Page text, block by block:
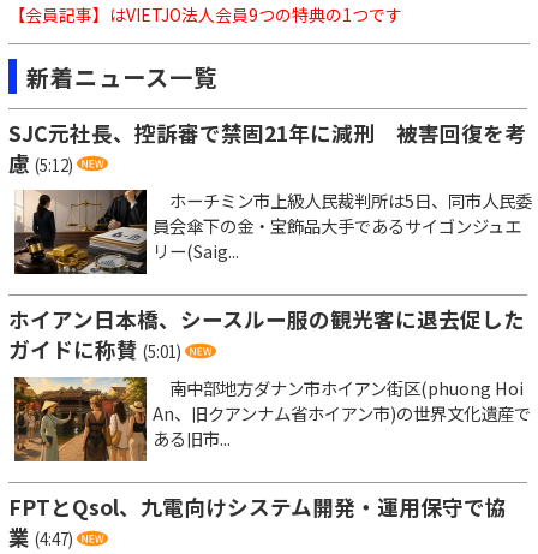
【会員記事】はVIETJO法人会員9つの特典の1つです
新着ニュース一覧
SJC元社長、控訴審で禁固21年に減刑 被害回復を考
慮 (5:12)
ホーチミン市上級人民裁判所は5日、同市人民委
員会傘下の金・宝飾品大手であるサイゴンジュエ
リー(Saig...
ホイアン日本橋、シースルー服の観光客に退去促した
ガイドに称賛 (5:01)
南中部地方ダナン市ホイアン街区(phuong Hoi
An、旧クアンナム省ホイアン市)の世界文化遺産で
ある旧市...
FPTとQsol、九電向けシステム開発・運用保守で協
業 (4:47)